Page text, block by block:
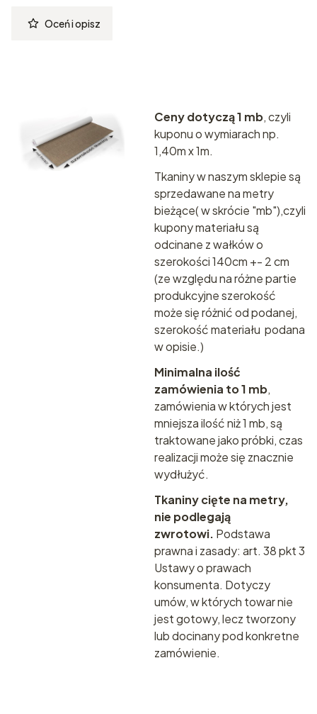
Oceń i opisz
Ceny dotyczą 1 mb, czyli
kuponu o wymiarach np.
1,40m x 1m.
Tkaniny w naszym sklepie są
sprzedawane na metry
bieżące( w skrócie "mb"),czyli
kupony materiału są
odcinane z wałków o
szerokości 140cm +- 2 cm
(ze względu na różne partie
produkcyjne szerokość
może się różnić od podanej,
szerokość materiału podana
w opisie.)
Minimalna ilość
zamówienia to 1 mb,
zamówienia w których jest
mniejsza ilość niż 1 mb, są
traktowane jako próbki, czas
realizacji może się znacznie
wydłużyć.
Tkaniny cięte na metry,
nie podlegają
zwrotowi. Podstawa
prawna i zasady: art. 38 pkt 3
Ustawy o prawach
konsumenta. Dotyczy
umów, w których towar nie
jest gotowy, lecz tworzony
lub docinany pod konkretne
zamówienie.